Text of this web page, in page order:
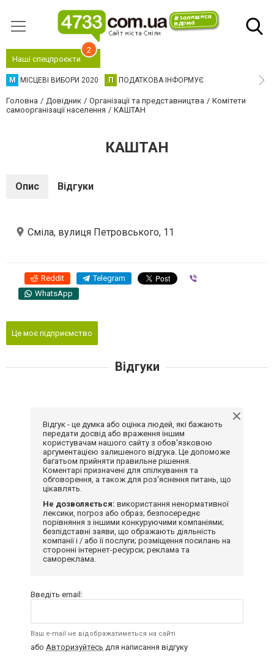
Наші спецпроєкти
2
М МІСЦЕВІ ВИБОРИ 2020 П ПОДАТКОВА ІНФОРМУЄ
Головна Довідник Організації та представництва
Комітети
самоорганізації населення
КАШТАН
КАШТАН
Опис Відгуки
Сміла, вулиця Петровського, 11
Reddit Telegram
WhatsApp
Це моє підприємство
Відгуки
Відгук - це думка або оцінка людей, які бажають
передати досвід або враження іншим
користувачам нашого сайту з обов'язковою
аргументацією залишеного відгука. Це допоможе
багатьом прийняти правильне рішення.
Коментарі призначені для спілкування та
обговорення, а також для роз'яснення питань, що
цікавлять.
Не дозволяється: використання ненормативної
лексики, погроз або образ; безпосереднє
порівняння з іншими конкуруючими компаніями;
безпідставні заяви, що ображають діяльність
компанії і / або її послуги; розміщення посилань на
сторонні інтернет-ресурси; реклама та
самореклама.
Введіть email:
Ваш e-mail не відображатиметься на сайті
або Авторизуйтесь для написання відгуку